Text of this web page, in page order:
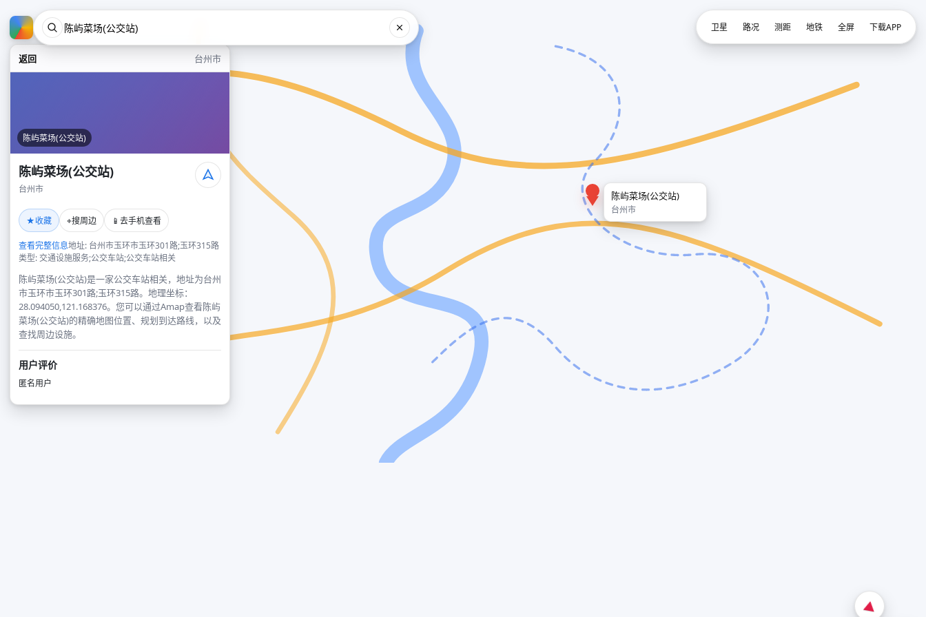
返回 台州市
陈屿菜场(公交站)
陈屿菜场(公交站)
台州市
★收藏 ⌖搜周边 📱 去手机查看
查看完整信息地址: 台州市玉环市玉环301路;玉环315路
类型: 交通设施服务;公交车站;公交车站相关
陈屿菜场(公交站)是一家公交车站相关，地址为台州
市玉环市玉环301路;玉环315路。地理坐标：
28.094050,121.168376。您可以通过Amap查看陈屿
菜场(公交站)的精确地图位置、规划到达路线，以及
查找周边设施。
用户评价
匿名用户
陈屿菜场(公交站)
台州市
卫星 路况 测距 地铁 全屏 下载APP